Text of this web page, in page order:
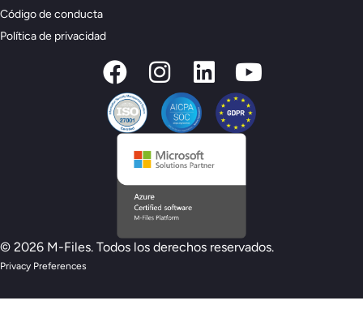
Código de conducta
Política de privacidad
© 2026 M-Files. Todos los derechos reservados.
Privacy Preferences
Nuevo modelo de preparación M-Files :